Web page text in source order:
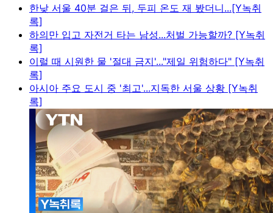
한낮 서울 40분 걸은 뒤, 두피 온도 재 봤더니...[Y녹취
록]
하의만 입고 자전거 타는 남성...처벌 가능할까? [Y녹취
록]
이럴 때 시원한 물 '절대 금지'..."제일 위험하다" [Y녹취
록]
아시아 주요 도시 중 '최고'...지독한 서울 상황 [Y녹취
록]